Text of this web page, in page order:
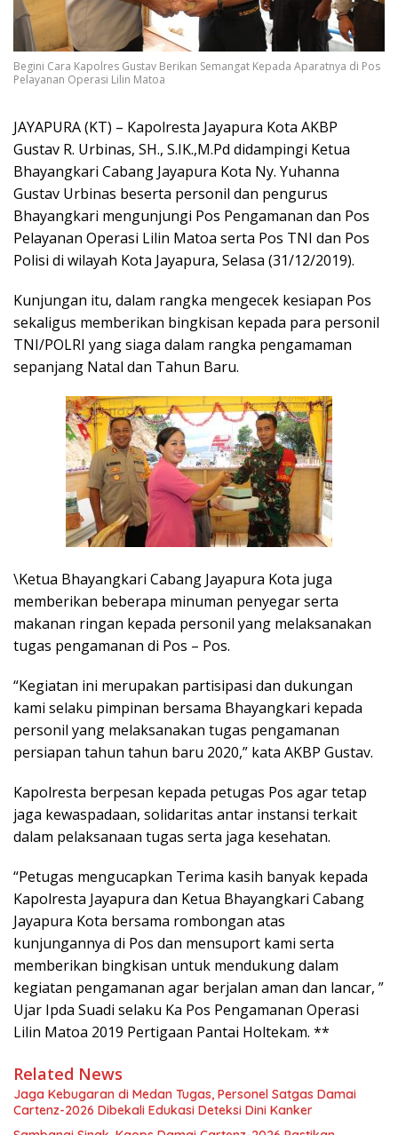
Begini Cara Kapolres Gustav Berikan Semangat Kepada Aparatnya di Pos
Pelayanan Operasi Lilin Matoa
JAYAPURA (KT) – Kapolresta Jayapura Kota AKBP
Gustav R. Urbinas, SH., S.IK.,M.Pd didampingi Ketua
Bhayangkari Cabang Jayapura Kota Ny. Yuhanna
Gustav Urbinas beserta personil dan pengurus
Bhayangkari mengunjungi Pos Pengamanan dan Pos
Pelayanan Operasi Lilin Matoa serta Pos TNI dan Pos
Polisi di wilayah Kota Jayapura, Selasa (31/12/2019).
Kunjungan itu, dalam rangka mengecek kesiapan Pos
sekaligus memberikan bingkisan kepada para personil
TNI/POLRI yang siaga dalam rangka pengamaman
sepanjang Natal dan Tahun Baru.
\Ketua Bhayangkari Cabang Jayapura Kota juga
memberikan beberapa minuman penyegar serta
makanan ringan kepada personil yang melaksanakan
tugas pengamanan di Pos – Pos.
“Kegiatan ini merupakan partisipasi dan dukungan
kami selaku pimpinan bersama Bhayangkari kepada
personil yang melaksanakan tugas pengamanan
persiapan tahun tahun baru 2020,” kata AKBP Gustav.
Kapolresta berpesan kepada petugas Pos agar tetap
jaga kewaspadaan, solidaritas antar instansi terkait
dalam pelaksanaan tugas serta jaga kesehatan.
“Petugas mengucapkan Terima kasih banyak kepada
Kapolresta Jayapura dan Ketua Bhayangkari Cabang
Jayapura Kota bersama rombongan atas
kunjungannya di Pos dan mensuport kami serta
memberikan bingkisan untuk mendukung dalam
kegiatan pengamanan agar berjalan aman dan lancar, ”
Ujar Ipda Suadi selaku Ka Pos Pengamanan Operasi
Lilin Matoa 2019 Pertigaan Pantai Holtekam. **
Related News
Jaga Kebugaran di Medan Tugas, Personel Satgas Damai
Cartenz-2026 Dibekali Edukasi Deteksi Dini Kanker